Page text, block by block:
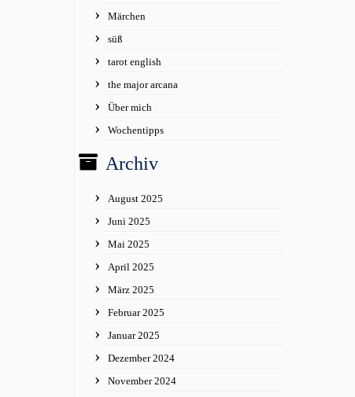
Märchen
süß
tarot english
the major arcana
Über mich
Wochentipps
Archiv
August 2025
Juni 2025
Mai 2025
April 2025
März 2025
Februar 2025
Januar 2025
Dezember 2024
November 2024